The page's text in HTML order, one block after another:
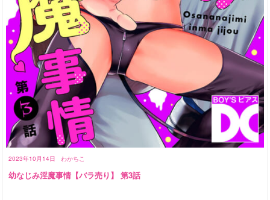
2023年10月14日 わかちこ
幼なじみ淫魔事情【バラ売り】 第3話